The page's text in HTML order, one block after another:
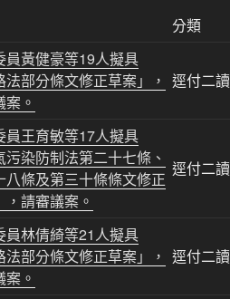
分類
員黃健豪等19人擬具
法部分條文修正草案」，
。
逕付二讀
員王育敏等17人擬具
污染防制法第二十七條、
八條及第三十條條文修正
，請審議案。
逕付二讀
員林倩綺等21人擬具
法部分條文修正草案」，
。
逕付二讀